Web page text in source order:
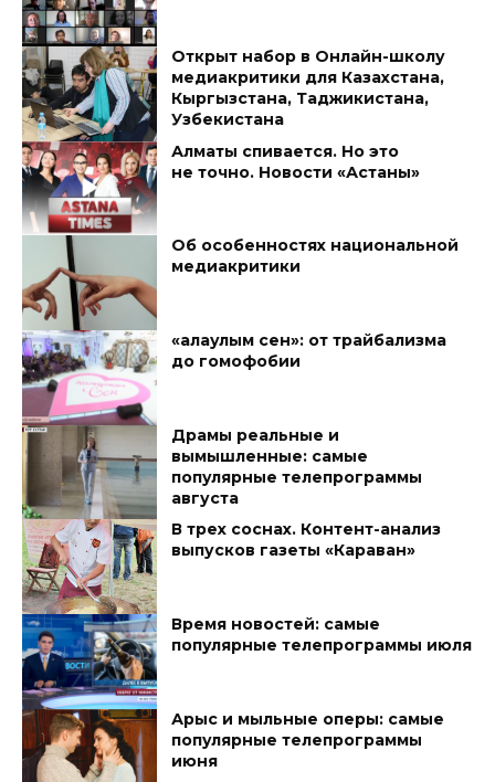
Открыт набор в Онлайн-школу
медиакритики для Казахстана,
Кыргызстана, Таджикистана,
Узбекистана
Алматы спивается. Но это
не точно. Новости «Астаны»
Об особенностях национальной
медиакритики
«Қалаулым сен»: от трайбализма
до гомофобии
Драмы реальные и
вымышленные: самые
популярные телепрограммы
августа
В трех соснах. Контент-анализ
выпусков газеты «Караван»
Время новостей: самые
популярные телепрограммы июля
Арыс и мыльные оперы: самые
популярные телепрограммы
июня